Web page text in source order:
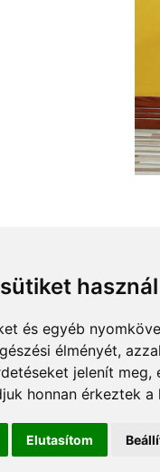
használ
és egyéb
élményét,
jelenít meg,
honnan érkeztek a
Elutasítom